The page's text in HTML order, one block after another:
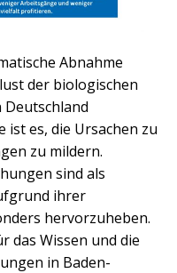
Abnahme
der biologischen
es, die Ursachen zu
zu mildern.
sind als
ihrer
hervorzuheben.
das Wissen und die
in Baden-